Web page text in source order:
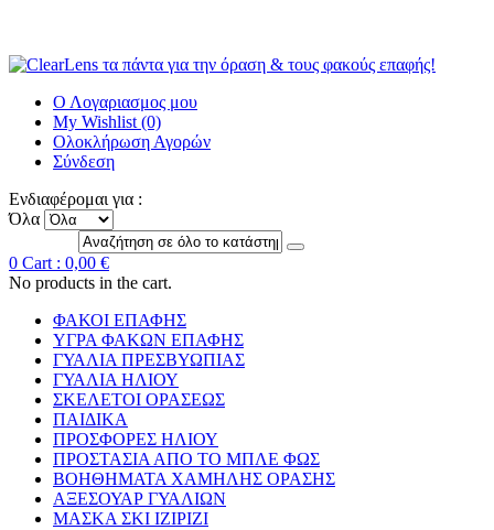
Ο Λογαριασμος μου
My Wishlist (0)
Ολοκλήρωση Αγορών
Σύνδεση
Ενδιαφέρομαι για :
Όλα
0 Cart : 0,00 €
No products in the cart.
ΦΑΚΟΙ ΕΠΑΦΗΣ
ΥΓΡΑ ΦΑΚΩΝ ΕΠΑΦΗΣ
ΓΥΑΛΙΑ ΠΡΕΣΒΥΩΠΙΑΣ
ΓΥΑΛΙΑ ΗΛΙΟΥ
ΣΚΕΛΕΤΟΙ ΟΡΑΣΕΩΣ
ΠΑΙΔΙΚΑ
ΠΡΟΣΦΟΡΕΣ ΗΛΙΟΥ
ΠΡΟΣΤΑΣΙΑ ΑΠΟ ΤΟ ΜΠΛΕ ΦΩΣ
ΒΟΗΘΗΜΑΤΑ ΧΑΜΗΛΗΣ ΟΡΑΣΗΣ
ΑΞΕΣΟΥΑΡ ΓΥΑΛΙΩΝ
ΜΑΣΚΑ ΣΚΙ IZIPIZI